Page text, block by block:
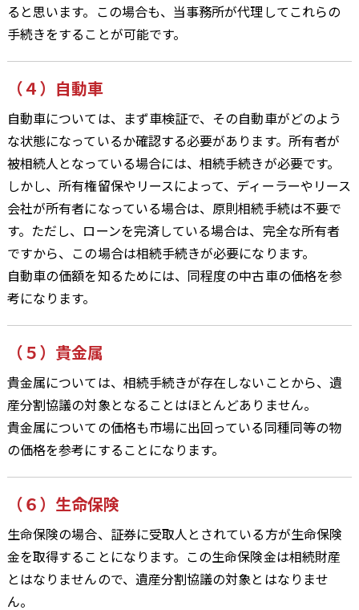
ると思います。この場合も、当事務所が代理してこれらの
手続きをすることが可能です。
（４）自動車
自動車については、まず車検証で、その自動車がどのよう
な状態になっているか確認する必要があります。所有者が
被相続人となっている場合には、相続手続きが必要です。
しかし、所有権留保やリースによって、ディーラーやリース
会社が所有者になっている場合は、原則相続手続は不要で
す。ただし、ローンを完済している場合は、完全な所有者
ですから、この場合は相続手続きが必要になります。
自動車の価額を知るためには、同程度の中古車の価格を参
考になります。
（５）貴金属
貴金属については、相続手続きが存在しないことから、遺
産分割協議の対象となることはほとんどありません。
貴金属についての価格も市場に出回っている同種同等の物
の価格を参考にすることになります。
（６）生命保険
生命保険の場合、証券に受取人とされている方が生命保険
金を取得することになります。この生命保険金は相続財産
とはなりませんので、遺産分割協議の対象とはなりませ
ん。